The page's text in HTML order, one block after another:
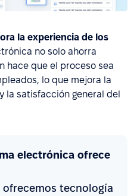
la experiencia de los
no solo ahorra
hace que el proceso sea
lo que mejora la
la satisfacción general del
electrónica ofrece
ofrecemos tecnología